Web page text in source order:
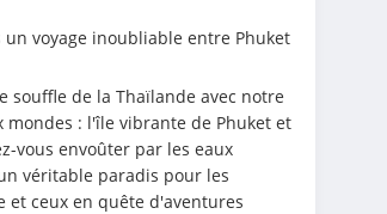
voyage inoubliable entre Phuket
souffle de la Thaïlande avec notre
: l'île vibrante de Phuket et
vous envoûter par les eaux
véritable paradis pour les
et ceux en quête d'aventures